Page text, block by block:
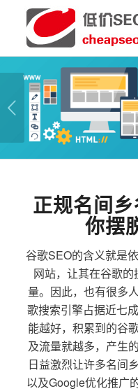
正规名间
你摆
谷歌SEO的含义就是
网站，让其在谷歌
量。因此，也有很多
歌搜索引擎占据近七
能越好，积累到的谷
及流量就越多，产生
日益激烈让许多名间
以及Google优化推广